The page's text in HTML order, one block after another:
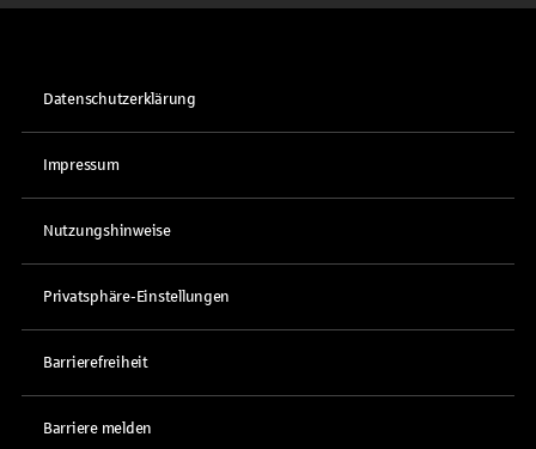
Datenschutzerklärung
Impressum
Nutzungshinweise
Privatsphäre-Einstellungen
Barrierefreiheit
Barriere melden